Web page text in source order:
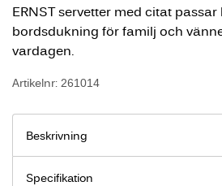
ERNST servetter med citat
bordsdukning för familj och
vardagen.
Artikelnr: 261014
Beskrivning
Specifikation